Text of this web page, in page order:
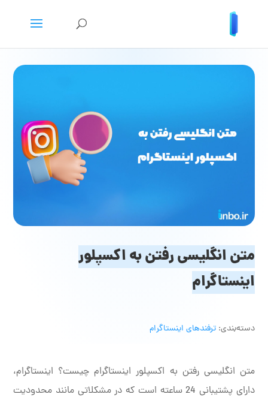
متن انگلیسی رفتن به اکسپلور
اینستاگرام
دسته‌بندی:ترفندهای اینستاگرام
متن انگلیسی رفتن به اکسپلور اینستاگرام چیست؟ اینستاگرام،
دارای پشتیبانی 24 ساعته است که در مشکلاتی مانند محدودیت